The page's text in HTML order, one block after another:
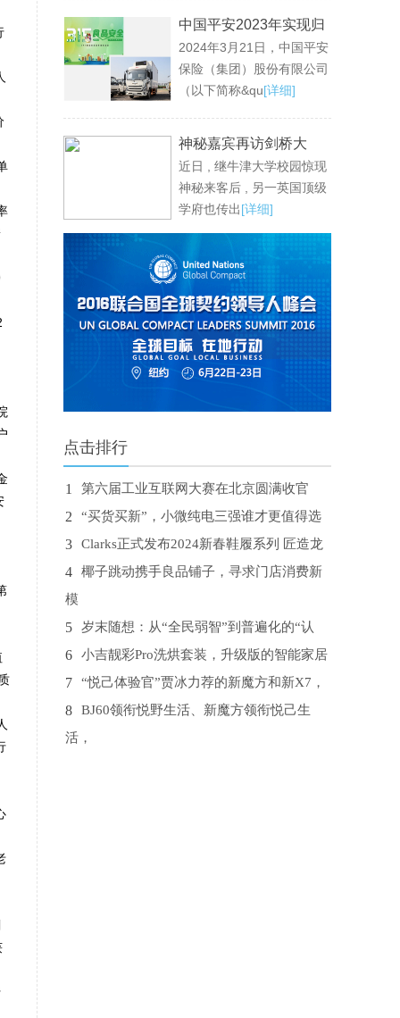
中国平安2023年实现归
母营运利润1,179.89亿
元 现金分红连续12年保
持增长 寿险业务重回升
势 新业务价值同比大增
36.2%
2024年3月21日，中国平安
保险（集团）股份有限公司
（以下简称&qu[详细]
神秘嘉宾再访剑桥大
学，与留学生重叙康桥
梦
近日 , 继牛津大学校园惊现
神秘来客后 , 另一英国顶级
学府也传出[详细]
点击排行
1 第六届工业互联网大赛在北京圆满收官
2 “买货买新”，小微纯电三强谁才更值得选
3 Clarks正式发布2024新春鞋履系列 匠造龙
4
椰子跳动携手良品铺子，寻求门店消费新
模
5 岁末随想：从“全民弱智”到普遍化的“认
6 小吉靓彩Pro洗烘套装，升级版的智能家居
7 “悦己体验官”贾冰力荐的新魔方和新X7，
8
BJ60领衔悦野生活、新魔方领衔悦己生
活，